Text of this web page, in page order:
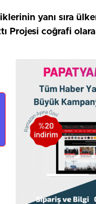
yanı sıra
Projesi coğrafi